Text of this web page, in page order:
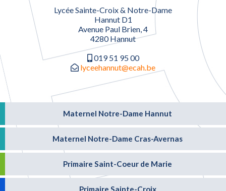
Lycée Sainte-Croix & Notre-Dame
Hannut D1
Avenue Paul Brien, 4
4280 Hannut
019 51 95 00
lyceehannut@ecah.be
Maternel Notre-Dame Hannut
Maternel Notre-Dame Cras-Avernas
Primaire Saint-Coeur de Marie
Primaire Sainte-Croix